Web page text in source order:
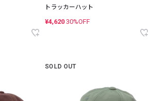
トラッカーハット
¥4,620 30%OFF
SOLD OUT